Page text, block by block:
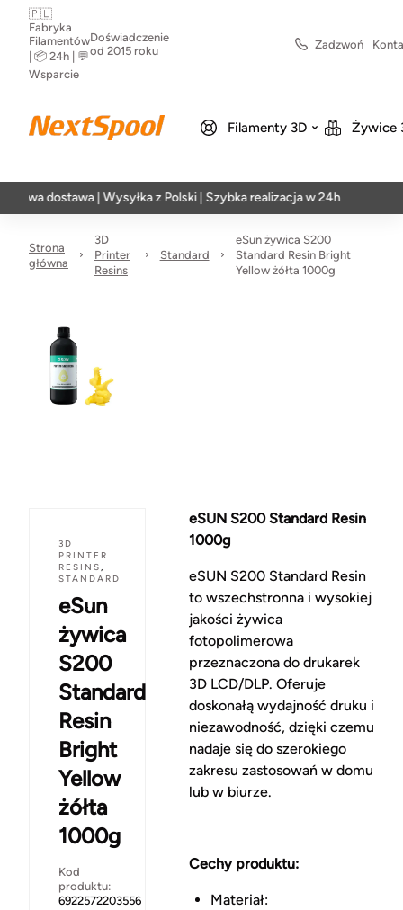
🇵🇱
Fabryka
Filamentów
| 📦 24h | 💬
Wsparcie
Doświadczenie
od 2015 roku
Zadzwoń
Filamenty 3D Żywice
dostawa | Wysyłka z Polski | Szybka realizacja w 24h
Strona
główna
3D
Printer
Resins
Standard
eSun żywica S200
Standard Resin Bright
Yellow żółta 1000g
3D
PRINTER
RESINS,
STANDARD
eSun
żywica
S200
Standard
Resin
Bright
Yellow
żółta
1000g
Kod
produktu:
6922572203556
eSUN S200 Standard Resin
1000g
eSUN S200 Standard Resin
to wszechstronna i wysokiej
jakości żywica
fotopolimerowa
przeznaczona do drukarek
3D LCD/DLP. Oferuje
doskonałą wydajność druku i
niezawodność, dzięki czemu
nadaje się do szerokiego
zakresu zastosowań w domu
lub w biurze.
Cechy produktu:
Materiał: